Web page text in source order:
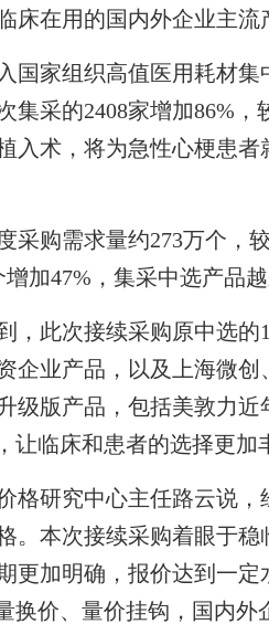
床在用的国内外企业主流
国家组织高值医用耗材
集采的2408家增加86%，
入术，将为急性心梗患
购需求量约273万个，较
加47%，集采中选产品
此次接续采购原中选的
企业产品，以及上海微
级版产品，包括美敦力近
让临床和患者的选择更加
研究中心主任路云说，
。本次接续采购着眼于
更加明确，报价达到一
换价、量价挂钩，国内